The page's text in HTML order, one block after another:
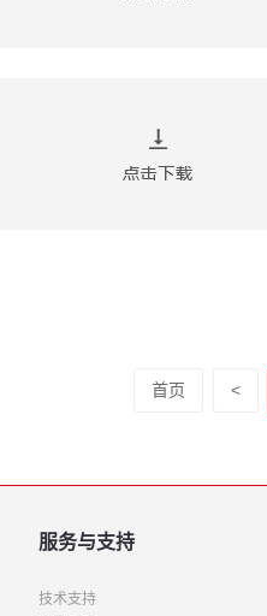
首页 <
服务与支持
技术支持